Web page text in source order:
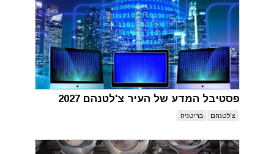
פסטיבל המדע של העיר צ'לטנהם 2027
צ'לטנהם בריטניה